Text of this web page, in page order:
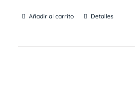
Añadir al carrito Detalles